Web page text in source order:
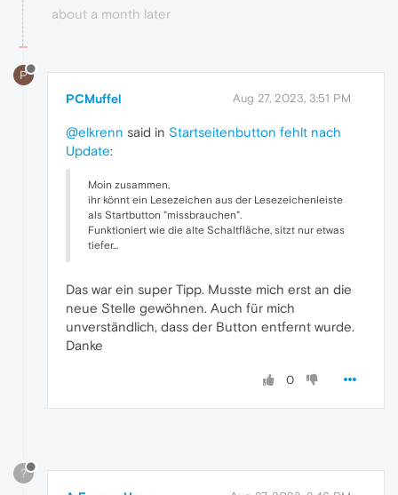
about a month later
P
PCMuffel Aug 27, 2023, 3:51 PM
@elkrenn said in Startseitenbutton fehlt nach
Update:
Moin zusammen,
ihr könnt ein Lesezeichen aus der Lesezeichenleiste
als Startbutton "missbrauchen".
Funktioniert wie die alte Schaltfläche, sitzt nur etwas
tiefer...
Das war ein super Tipp. Musste mich erst an die
neue Stelle gewöhnen. Auch für mich
unverständlich, dass der Button entfernt wurde.
Danke
0
?